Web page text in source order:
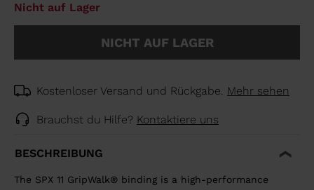
Nicht auf Lager
NICHT AUF LAGER
Kostenloser Versand und Rückgabe. Mehr sehen
Brauchst du Hilfe? Kontaktiere uns
BESCHREIBUNG
The SPX 11 GripWalk® binding is a high-performance